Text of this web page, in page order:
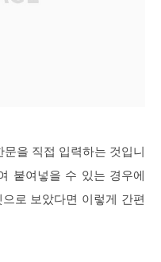
을 직접 입력하는 것입니
붙여넣을 수 있는 경우에
로 보았다면 이렇게 간편